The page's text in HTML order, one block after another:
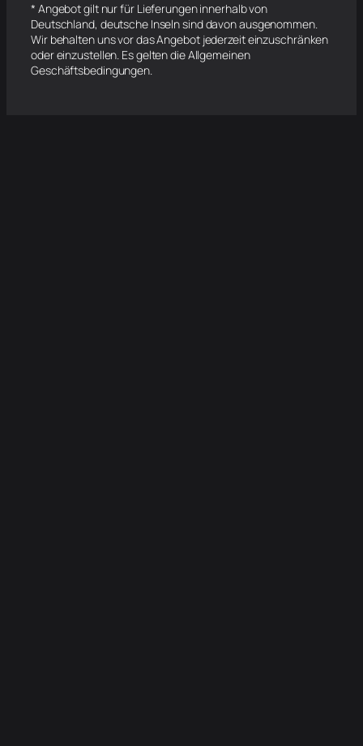
* Angebot gilt nur für Lieferungen innerhalb von
Deutschland, deutsche Inseln sind davon ausgenommen.
Wir behalten uns vor das Angebot jederzeit einzuschränken
oder einzustellen. Es gelten die Allgemeinen
Geschäftsbedingungen.